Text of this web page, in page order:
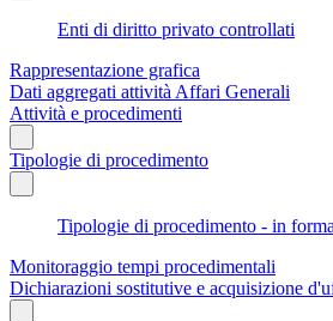
Enti di diritto privato controllati
Rappresentazione grafica
Dati aggregati attività Affari Generali
Attività e procedimenti
Tipologie di procedimento
Tipologie di procedimento - in
Monitoraggio tempi procedimentali
Dichiarazioni sostitutive e acquisizione